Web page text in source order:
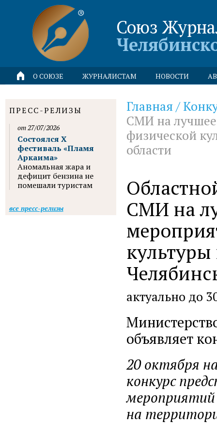
Союз
О СОЮЗЕ ЖУРНАЛИСТАМ НОВОСТИ
Главная /
СМИ на
физической
области
СМИ на
актуально до
объявляет
20 октября
конкурс
мероприятий
на
ПРЕСС-РЕЛИЗЫ
от 27/07/2026
Состоялся X
фестиваль «Пламя
Аркаима»
Аномальная жара и
дефицит бензина не
помешали туристам
все пресс-релизы